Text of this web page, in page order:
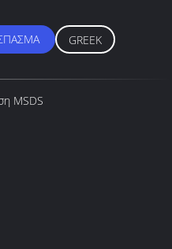
GREEK
MSDS